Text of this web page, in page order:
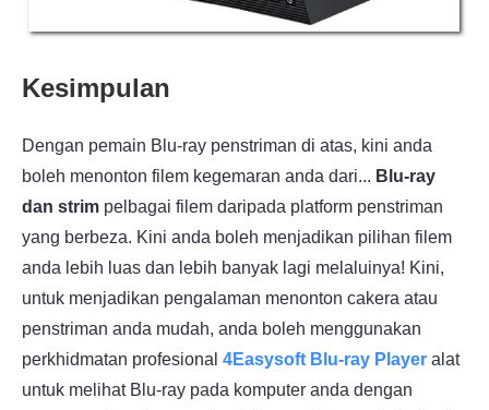
Kesimpulan
Dengan pemain Blu-ray penstriman di atas, kini anda
boleh menonton filem kegemaran anda dari... Blu-ray
dan strim pelbagai filem daripada platform penstriman
yang berbeza. Kini anda boleh menjadikan pilihan filem
anda lebih luas dan lebih banyak lagi melaluinya! Kini,
untuk menjadikan pengalaman menonton cakera atau
penstriman anda mudah, anda boleh menggunakan
perkhidmatan profesional 4Easysoft Blu-ray Player alat
untuk melihat Blu-ray pada komputer anda dengan